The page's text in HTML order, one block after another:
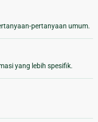
pertanyaan umum.
yang lebih spesifik.